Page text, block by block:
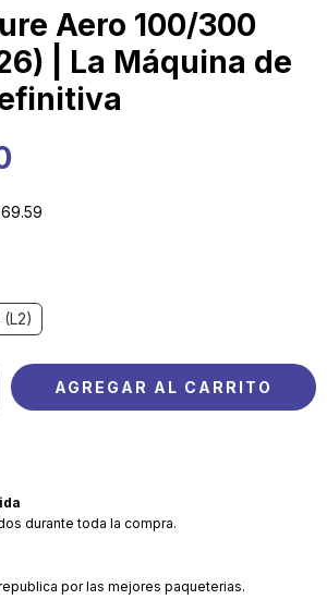
Aero 100/300
| La Máquina de
(L2)
durante toda la compra.
por las mejores paqueterias.